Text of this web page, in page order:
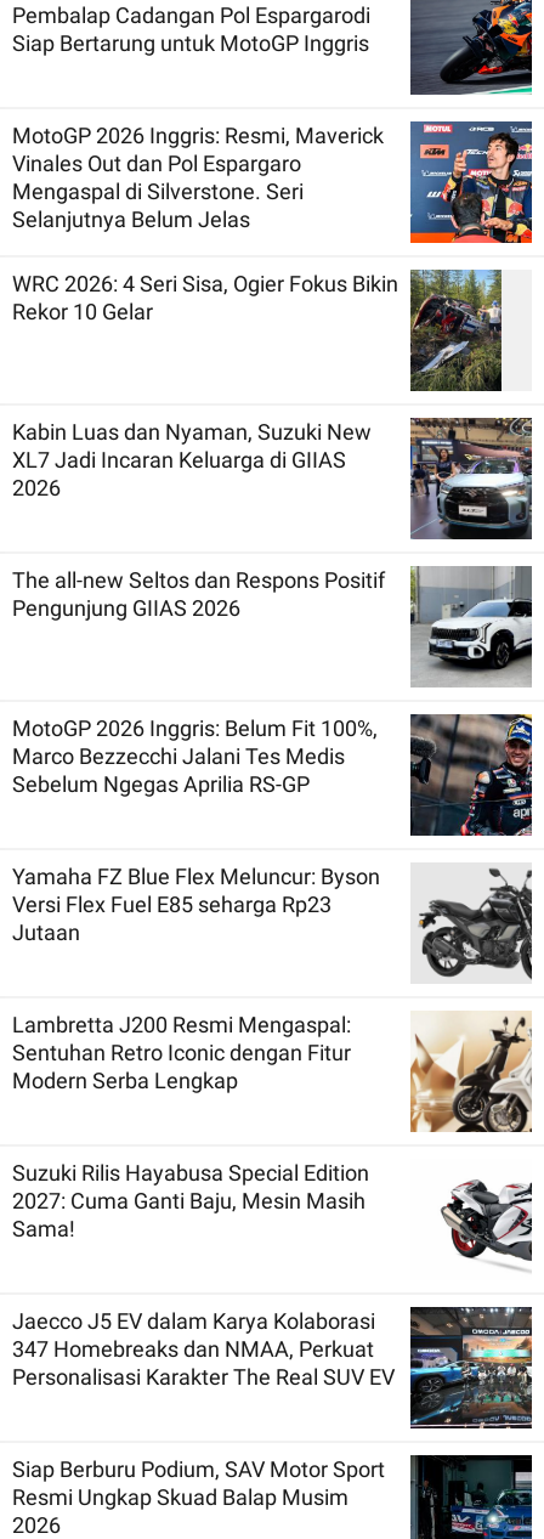
Pembalap Cadangan Pol Espargarodi
Siap Bertarung untuk MotoGP Inggris
MotoGP 2026 Inggris: Resmi, Maverick
Vinales Out dan Pol Espargaro
Mengaspal di Silverstone. Seri
Selanjutnya Belum Jelas
WRC 2026: 4 Seri Sisa, Ogier Fokus Bikin
Rekor 10 Gelar
Kabin Luas dan Nyaman, Suzuki New
XL7 Jadi Incaran Keluarga di GIIAS
2026
The all-new Seltos dan Respons Positif
Pengunjung GIIAS 2026
MotoGP 2026 Inggris: Belum Fit 100%,
Marco Bezzecchi Jalani Tes Medis
Sebelum Ngegas Aprilia RS-GP
Yamaha FZ Blue Flex Meluncur: Byson
Versi Flex Fuel E85 seharga Rp23
Jutaan
Lambretta J200 Resmi Mengaspal:
Sentuhan Retro Iconic dengan Fitur
Modern Serba Lengkap
Suzuki Rilis Hayabusa Special Edition
2027: Cuma Ganti Baju, Mesin Masih
Sama!
Jaecco J5 EV dalam Karya Kolaborasi
347 Homebreaks dan NMAA, Perkuat
Personalisasi Karakter The Real SUV EV
Siap Berburu Podium, SAV Motor Sport
Resmi Ungkap Skuad Balap Musim
2026